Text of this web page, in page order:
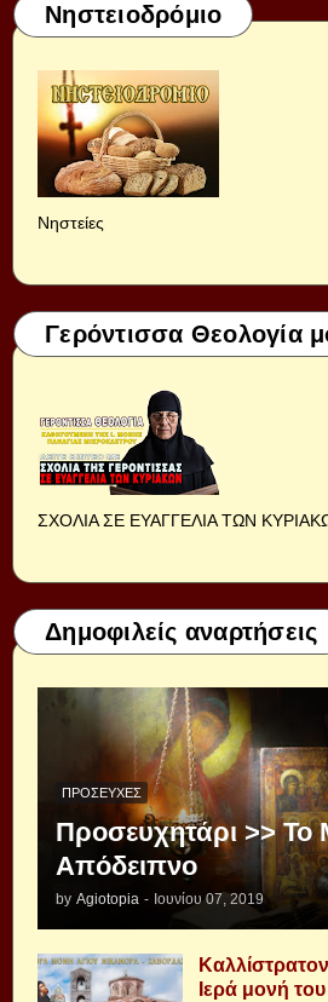
Νηστειοδρόμιο
Νηστείες
Γερόντισσα Θεολογία
ΣΧΟΛΙΑ ΣΕ ΕΥΑΓΓΕΛΙΑ ΤΩΝ
Δημοφιλείς αναρτήσεις
ΠΡΟΣΕΥΧΈΣ
Προσευχητάρι >> Το
Απόδειπνο
by Agiotopia - Ιουνίου 07, 2019
Ιερά μονή